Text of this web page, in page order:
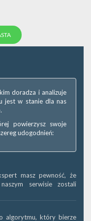
doradza i analizuje
jest w stanie dla nas
powierzysz swoje
udogodnień:
masz pewność, że
serwisie zostali
algorytmu, który bierze